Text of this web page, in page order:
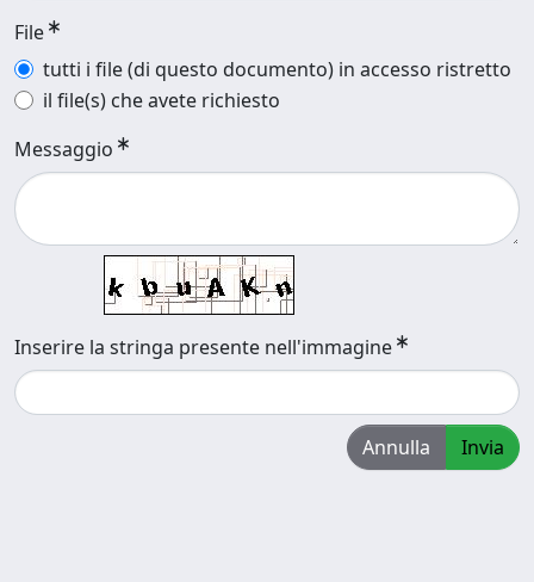
File
tutti i file (di questo documento) in accesso ristretto
il file(s) che avete richiesto
Messaggio
Inserire la stringa presente nell'immagine
Annulla Invia